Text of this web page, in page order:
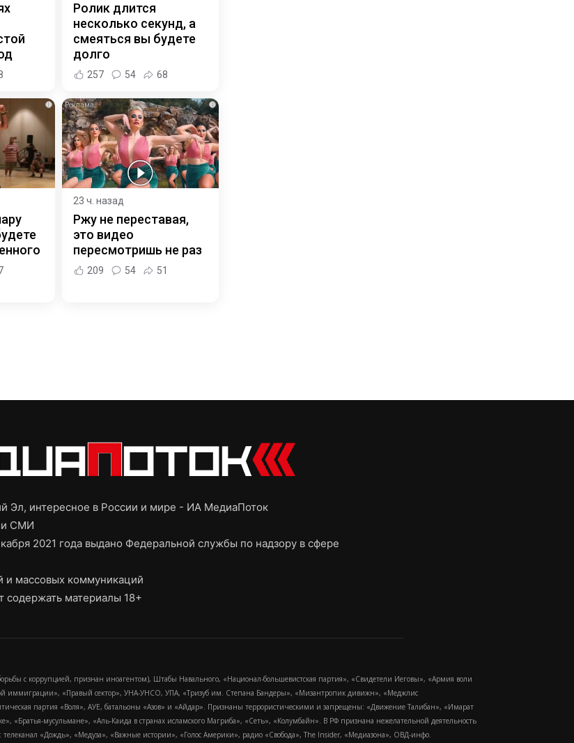
Ролик длится
несколько секунд, а
смеяться вы будете
долго
257 54 68
i i
23 ч. назад
Ржу не переставая,
это видео
пересмотришь не раз
209 54 51
Эл, интересное в России и мире - ИА МедиаПоток
СМИ
2021 года выдано Федеральной службы по надзору в сфере
и массовых коммуникаций
содержать материалы 18+
с коррупцией, признан иноагентом), Штабы Навального, «Национал-большевистская партия», «Свидетели Иеговы», «Армия воли
иммиграции», «Правый сектор», УНА-УНСО, УПА, «Тризуб им. Степана Бандеры», «Мизантропик дивижн», «Меджлис
партия «Воля», АУЕ, батальоны «Азов» и «Айдар». Признаны террористическими и запрещены: «Движение Талибан», «Имарат
«Братья-мусульмане», «Аль-Каида в странах исламского Магриба», «Сеть», «Колумбайн». В РФ признана нежелательной деятельность
«Дождь», «Медуза», «Важные истории», «Голос Америки», радио «Свобода», The Insider, «Медиазона», ОВД-инфо.